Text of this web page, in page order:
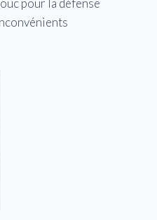
pour la défense